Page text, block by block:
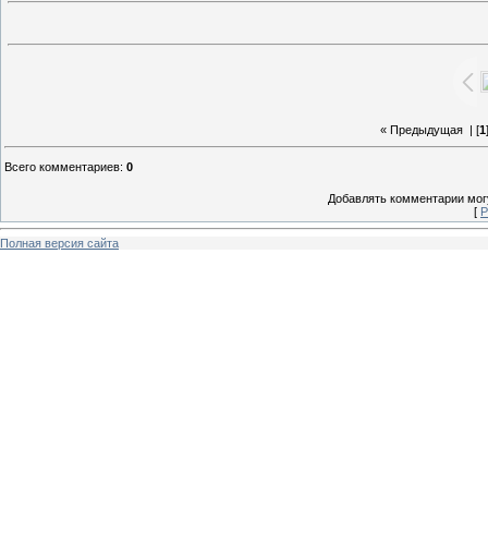
« Предыдущая| [1
Всего комментариев: 0
Добавлять комментарии
[
Полная версия сайта